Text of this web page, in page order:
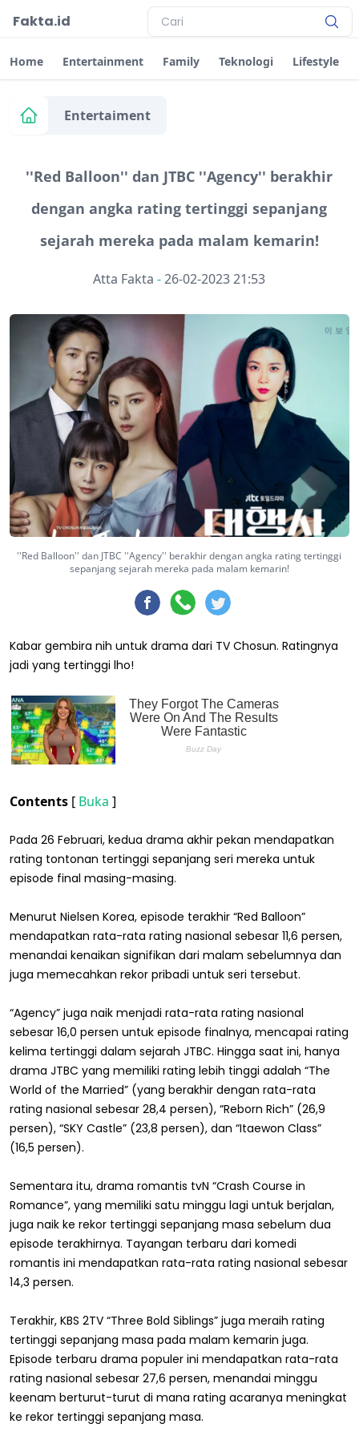
Fakta.id
Home Entertainment Family Teknologi Lifestyle
Entertaiment
''Red Balloon'' dan JTBC ''Agency'' berakhir
dengan angka rating tertinggi sepanjang
sejarah mereka pada malam kemarin!
Atta Fakta -26-02-2023 21:53
''Red Balloon'' dan JTBC ''Agency'' berakhir dengan angka rating tertinggi
sepanjang sejarah mereka pada malam kemarin!
Kabar gembira nih untuk drama dari TV Chosun. Ratingnya
jadi yang tertinggi lho!
Contents [ Buka ]
Pada 26 Februari, kedua drama akhir pekan mendapatkan
rating tontonan tertinggi sepanjang seri mereka untuk
episode final masing-masing.
Menurut Nielsen Korea, episode terakhir “Red Balloon”
mendapatkan rata-rata rating nasional sebesar 11,6 persen,
menandai kenaikan signifikan dari malam sebelumnya dan
juga memecahkan rekor pribadi untuk seri tersebut.
“Agency” juga naik menjadi rata-rata rating nasional
sebesar 16,0 persen untuk episode finalnya, mencapai rating
kelima tertinggi dalam sejarah JTBC. Hingga saat ini, hanya
drama JTBC yang memiliki rating lebih tinggi adalah “The
World of the Married” (yang berakhir dengan rata-rata
rating nasional sebesar 28,4 persen), “Reborn Rich” (26,9
persen), “SKY Castle” (23,8 persen), dan “Itaewon Class”
(16,5 persen).
Sementara itu, drama romantis tvN “Crash Course in
Romance”, yang memiliki satu minggu lagi untuk berjalan,
juga naik ke rekor tertinggi sepanjang masa sebelum dua
episode terakhirnya. Tayangan terbaru dari komedi
romantis ini mendapatkan rata-rata rating nasional sebesar
14,3 persen.
Terakhir, KBS 2TV “Three Bold Siblings” juga meraih rating
tertinggi sepanjang masa pada malam kemarin juga.
Episode terbaru drama populer ini mendapatkan rata-rata
rating nasional sebesar 27,6 persen, menandai minggu
keenam berturut-turut di mana rating acaranya meningkat
ke rekor tertinggi sepanjang masa.